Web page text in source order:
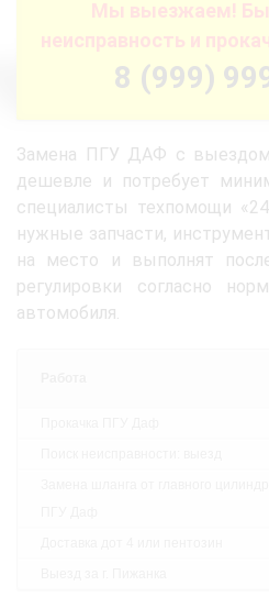
Мы выезжаем!
неисправность и
8 (999)
Замена ПГУ ДАФ с
дешевле и потребует
специалисты техпомощи
нужные запчасти,
на место и выполнят
регулировки согласно
автомобиля.